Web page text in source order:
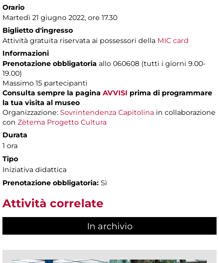
Orario
Martedì 21 giugno 2022, ore 17.30
Biglietto d'ingresso
Attività gratuita riservata ai possessori della MIC card
Informazioni
Prenotazione obbligatoria allo 060608 (tutti i giorni 9.00-
19.00)
Massimo 15 partecipanti
Consulta sempre la pagina AVVISI prima di programmare
la tua visita al museo
Organizzazione: Sovrintendenza Capitolina in collaborazione
con Zètema Progetto Cultura
Durata
1 ora
Tipo
Iniziativa didattica
Prenotazione obbligatoria: Sì
Attività correlate
In archivio